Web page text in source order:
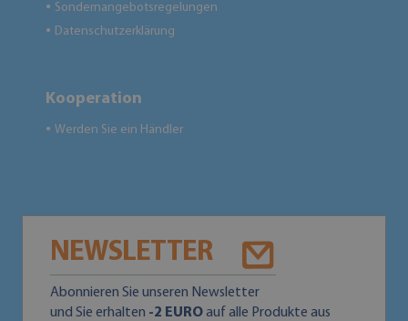
● Sondernangebotsregelungen
● Datenschutzerklärung
Kooperation
● Werden Sie ein Händler
NEWSLETTER
Abonnieren Sie unseren Newsletter
und Sie erhalten -2 EUROauf alle Produkte aus